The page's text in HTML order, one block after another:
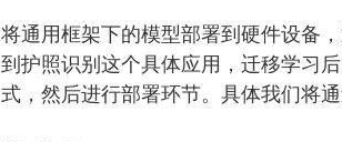
将通用框架下的模型部署到硬件设备
到护照识别这个具体应用，迁移学习
式，然后进行部署环节。具体我们将